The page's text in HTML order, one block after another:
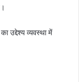
उद्देश्य व्यवस्था में